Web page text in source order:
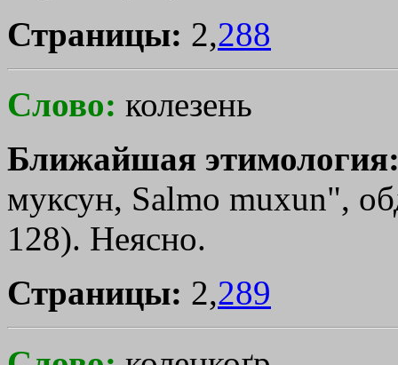
Страницы: 2,288
Слово: колезень
Ближайшая
муксун, Salmo muхun",
128). Неясно.
Страницы: 2,289